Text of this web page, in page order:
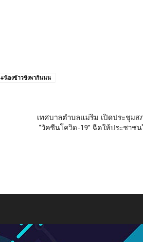
#น้องข้าวขิงพากินนน
เทศบาลตำบลแม่ริม เปิดประชุม
“วัคซีนโควิด-19” ฉีดให้ประชาช